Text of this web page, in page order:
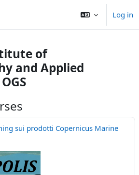
Log in
of
and Applied
sui prodotti Copernicus Marine